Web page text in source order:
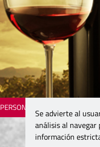
PERSONAJES
Se advierte al
análisis al
información